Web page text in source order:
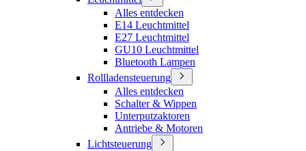
Alles entdecken
E14 Leuchtmittel
E27 Leuchtmittel
GU10 Leuchtmittel
Bluetooth Lampen
Rollladensteuerung
Alles entdecken
Schalter & Wippen
Unterputzaktoren
Antriebe & Motoren
Lichtsteuerung